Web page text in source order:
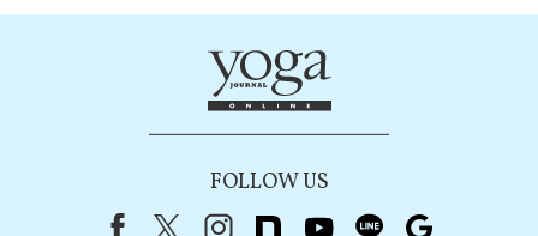
FOLLOW US
FacebookX（旧Twitter）
instagram
note youtubeline